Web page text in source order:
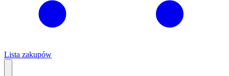
Lista zakupów